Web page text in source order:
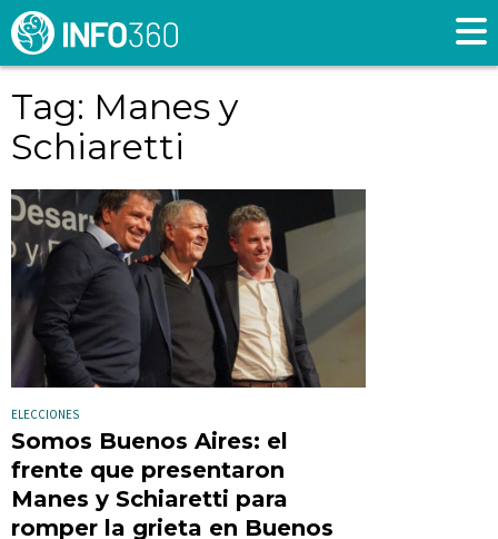
Tag: Manes y
Schiaretti
ELECCIONES
Somos Buenos Aires: el
frente que presentaron
Manes y Schiaretti para
romper la grieta en Buenos